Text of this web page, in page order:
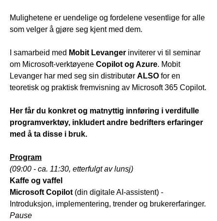
Mulighetene er uendelige og fordelene vesentlige for alle
som velger å gjøre seg kjent med dem.
I samarbeid med Mobit Levanger inviterer vi til seminar
om Microsoft-verktøyene Copilot og Azure. Mobit
Levanger har med seg sin distributør ALSO for en
teoretisk og praktisk fremvisning av Microsoft 365 Copilot.
Her får du konkret og matnyttig innføring i verdifulle
programverktøy, inkludert andre bedrifters erfaringer
med å ta disse i bruk.
Program
(09:00 - ca. 11:30, etterfulgt av lunsj)
Kaffe og vaffel
Microsoft Copilot (din digitale AI-assistent) -
Introduksjon, implementering, trender og brukererfaringer.
Pause